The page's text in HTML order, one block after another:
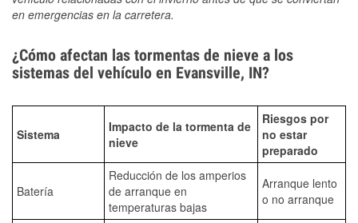
en emergencias en la carretera.
¿Cómo afectan las tormentas de nieve a los
sistemas del vehículo en Evansville, IN?
Sistema
Impacto de la tormenta de
nieve
Riesgos por
no estar
preparado
Batería
Reducción de los amperios
de arranque en
temperaturas bajas
Arranque lento
o no arranque